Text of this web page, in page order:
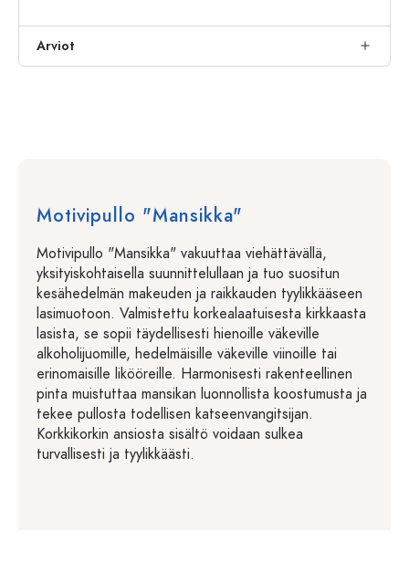
Arviot
Motivipullo "Mansikka"
Motivipullo "Mansikka" vakuuttaa viehättävällä,
yksityiskohtaisella suunnittelullaan ja tuo suositun
kesähedelmän makeuden ja raikkauden tyylikkääseen
lasimuotoon. Valmistettu korkealaatuisesta kirkkaasta
lasista, se sopii täydellisesti hienoille väkeville
alkoholijuomille, hedelmäisille väkeville viinoille tai
erinomaisille likööreille. Harmonisesti rakenteellinen
pinta muistuttaa mansikan luonnollista koostumusta ja
tekee pullosta todellisen katseenvangitsijan.
Korkkikorkin ansiosta sisältö voidaan sulkea
turvallisesti ja tyylikkäästi.